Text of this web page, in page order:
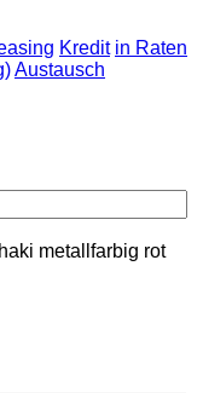
Kredit in Raten
Austausch
metallfarbig rot